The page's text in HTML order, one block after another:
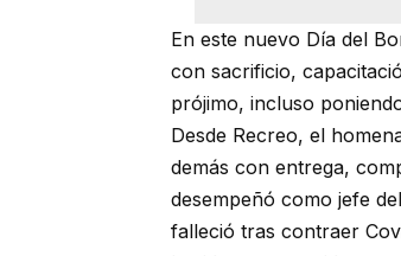
En este nuevo Día del
con sacrificio,
prójimo, incluso
Desde Recreo, el
demás con entrega,
desempeñó como jefe
falleció tras contraer